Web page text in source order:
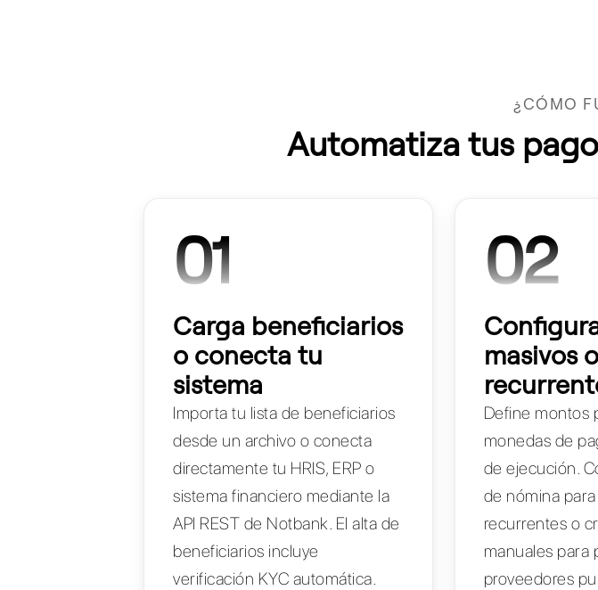
¿CÓMO
Automatiza tus
01
Carga beneficiarios
o conecta tu
sistema
Importa tu lista de beneficiarios
desde un archivo o conecta
directamente tu HRIS, ERP o
sistema financiero mediante la
API REST de Notbank. El alta de
beneficiarios incluye
verificación KYC automática.
02
masivos
Define montos
monedas de
de ejecución.
de nómina
recurrentes o
manuales para
proveedores